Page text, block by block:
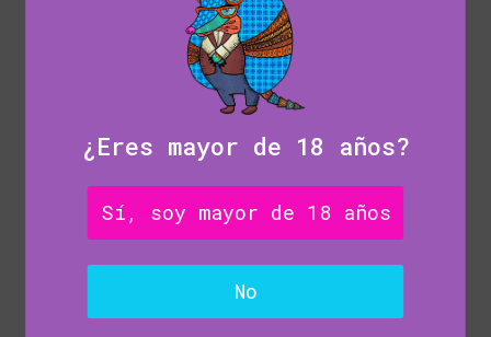
¿Eres mayor de 18 años?
Sí, soy mayor de 18 años
No